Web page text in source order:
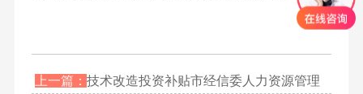
上一篇：技术改造投资补贴市经信委人力资源管理